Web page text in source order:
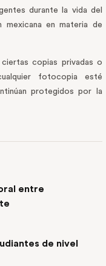
durante la vida del
mexicana en materia de
copias privadas o
fotocopia esté
protegidos por la
entre
de nivel